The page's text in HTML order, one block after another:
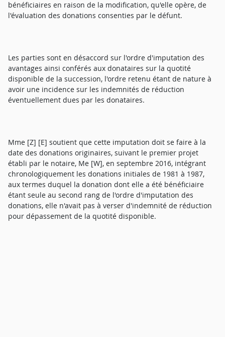
bénéficiaires en raison de la modification, qu'elle opère, de
l'évaluation des donations consenties par le défunt.
Les parties sont en désaccord sur l'ordre d'imputation des
avantages ainsi conférés aux donataires sur la quotité
disponible de la succession, l'ordre retenu étant de nature à
avoir une incidence sur les indemnités de réduction
éventuellement dues par les donataires.
Mme [Z] [E] soutient que cette imputation doit se faire à la
date des donations originaires, suivant le premier projet
établi par le notaire, Me [W], en septembre 2016, intégrant
chronologiquement les donations initiales de 1981 à 1987,
aux termes duquel la donation dont elle a été bénéficiaire
étant seule au second rang de l'ordre d'imputation des
donations, elle n'avait pas à verser d'indemnité de réduction
pour dépassement de la quotité disponible.